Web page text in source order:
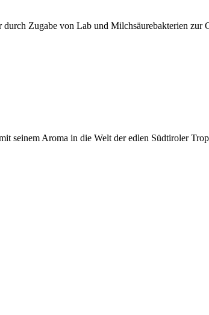
Zugabe von Lab und Milchsäurebakterien zur
seinem Aroma in die Welt der edlen Südtiroler